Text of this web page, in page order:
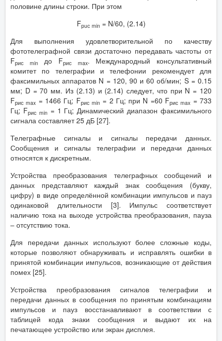
половине длины строки. При этом
Fpuс min = N/60, (2.14)
Для выполнения удовлетворительной по качеству
фототелеграфной связи достаточно передавать частоты от
Fрис min до Fрис max. Международный консультативный
комитет по телеграфии и телефонии рекомендует для
факсимильных аппаратов N = 120, 90 и 60 об/мин; S = 0.15
мм; D = 70 мм. Из (2.13) и (2.14) следует, что при N = 120
Fрис max = 1466 Гц; Fрис min = 2 Гц; при N =60 Fрис max = 733
Гц; Fрис min = 1 Гц; Динамический диапазон факсимильного
сигнала составляет 25 дБ [27].
Телеграфные сигналы и сигналы передачи данных.
Сообщения и сигналы телеграфии и передачи данных
относятся к дискретным.
Устройства преобразования телеграфных сообщений и
данных представляют каждый знак сообщения (букву,
цифру) в виде определённой комбинации импульсов и пауз
одинаковой длительности [3]. Импульс соответствует
наличию тока на выходе устройства преобразования, пауза
– отсутствию тока.
Для передачи данных используют более сложные коды,
которые позволяют обнаруживать и исправлять ошибки в
принятой комбинации импульсов, возникающие от действия
помех [25].
Устройства преобразования сигналов телеграфии и
передачи данных в сообщения по принятым комбинациям
импульсов и пауз восстанавливают в соответствии с
таблицей кода знаки сообщения и выдают их на
печатающее устройство или экран дисплея.